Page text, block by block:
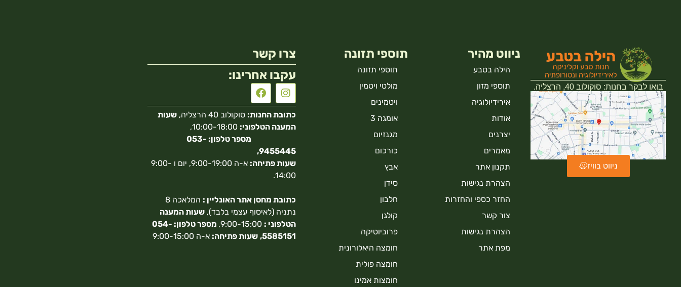
בואו לבקר בחנות: סוקולוב 40, הרצליה.
ניווט בוויז
ניווט מהיר
הילה בטבע
תוספי מזון
אירידיולוגיה
אודות
יצרנים
מאמרים
תקנון אתר
הצהרת נגישות
החזר כספי והחזרות
צור קשר
הצהרת נגישות
מפת אתר
תוספי תזונה
תוספי תזונה
מולטי ויטמין
ויטמינים
אומגה 3
מגנזיום
כורכום
אבץ
סידן
חלבון
קולגן
פרוביוטיקה
חומצה היאלורונית
חומצה פולית
חומצות אמינו
צרו קשר
עקבו אחרינו:
כתובת החנות: סוקולוב 40 הרצליה,
שעות
המענה הטלפוני:
10:00-18:00,
מספר טלפון: 053-
9455445,
שעות פתיחה:
א-ה 9:00-19:00, יום ו 9:00-
14:00.
כתובת מחסן אתר האונליין :
המלאכה 8
נתניה (לאיסוף עצמי בלבד),שעות המענה
הטלפוני : 9:00-15:00,
מספר טלפון: 054-
5585151, שעות פתיחה: א-ה 9:00-15:00